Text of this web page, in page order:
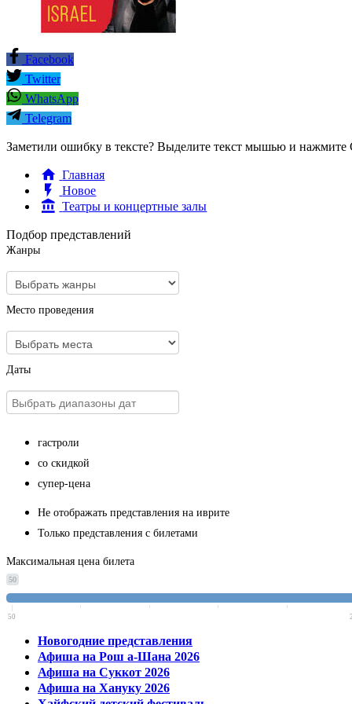
Facebook
Twitter
WhatsApp
Telegram
Заметили ошибку в тексте? Выделите текст мышью и нажмите
Главная
Новое
Театры и концертные залы
Подбор представлений
Жанры
Место проведения
Даты
гастроли
со скидкой
супер-цена
Не отображать представления на иврите
Только представления с билетами
Максимальная цена билета
50
50
Новогодние представления
Афиша на Рош а-Шана 2026
Афиша на Суккот 2026
Афиша на Хануку 2026